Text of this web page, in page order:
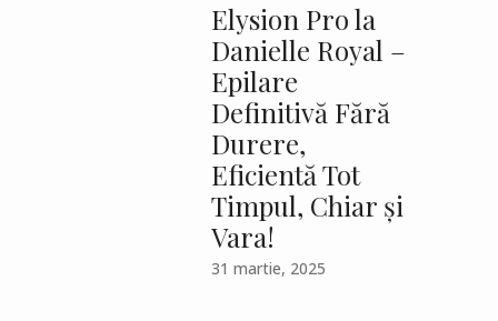
Elysion Pro la
Danielle Royal –
Epilare
Definitivă Fără
Durere,
Eficientă Tot
Timpul, Chiar și
Vara!
31 martie, 2025